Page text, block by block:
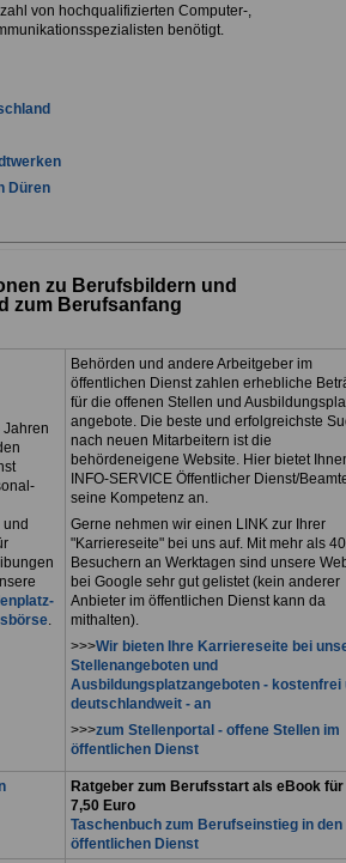
von hochqualifizierten Computer-,
benötigt.
Düren
zu Berufsbildern und
zum Berufsanfang
Jahren
und
.
Behörden und andere Arbeitgeber im
öffentlichen Dienst zahlen erhebliche
für die offenen Stellen und
angebote. Die beste und erfolgreichste
nach neuen Mitarbeitern ist die
behördeneigene Website. Hier bietet
INFO-SERVICE Öffentlicher Dienst/
seine Kompetenz an.
Gerne nehmen wir einen LINK zur Ihrer
"Karriereseite" bei uns auf. Mit mehr als
Besuchern an Werktagen sind unsere
bei Google sehr gut gelistet (kein anderer
Anbieter im öffentlichen Dienst kann da
mithalten).
>>>Wir bieten Ihre Karriereseite bei
Stellenangeboten und
Ausbildungsplatzangeboten - kostenfrei
deutschlandweit - an
>>>zum Stellenportal - offene Stellen im
öffentlichen Dienst
Ratgeber zum Berufsstart als eBook für
7,50 Euro
Taschenbuch zum Berufseinstieg in den
öffentlichen Dienst